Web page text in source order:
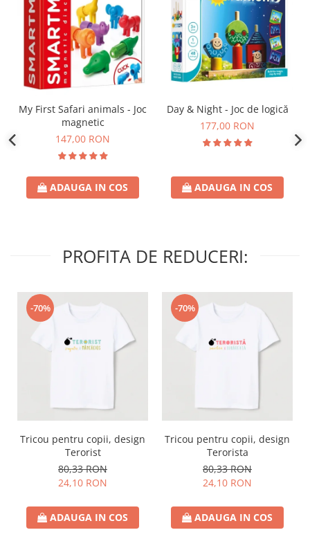
My First Safari animals - Joc
magnetic
147,00 RON
ADAUGA IN COS
Day & Night - Joc de logică
177,00 RON
ADAUGA IN COS
PROFITA DE REDUCERI:
-70%
Tricou pentru copii, design
Terorist
80,33 RON
24,10 RON
ADAUGA IN COS
-70%
Tricou pentru copii, design
Terorista
80,33 RON
24,10 RON
ADAUGA IN COS